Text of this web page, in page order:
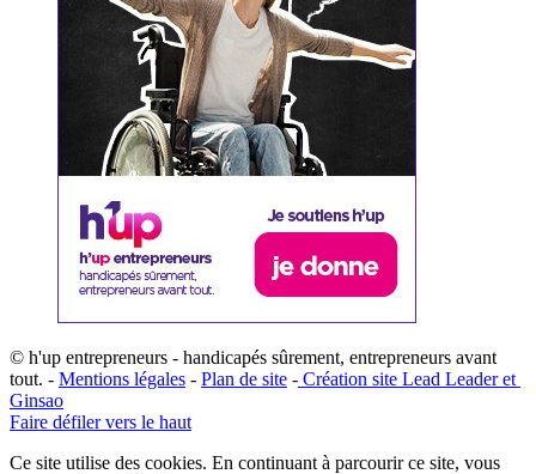
© h'up entrepreneurs - handicapés sûrement, entrepreneurs avant
tout. - Mentions légales - Plan de site - ​Création site ​​Lead Leader​ et ​
G​insao
Faire défiler vers le haut
Ce site utilise des cookies. En continuant à parcourir ce site, vous